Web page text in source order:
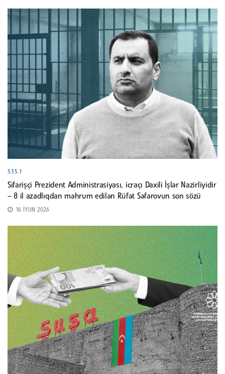
535.1
Sifarişçi Prezident Administrasiyası, icraçı Daxili İşlər Nazirliyidir
– 8 il azadlıqdan məhrum edilən Rüfət Səfərovun son sözü
16 İYUN 2026